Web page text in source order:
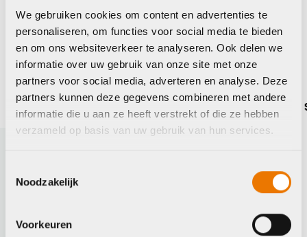
We gebruiken cookies om content en advertenties te
personaliseren, om functies voor social media te bieden
en om ons websiteverkeer te analyseren. Ook delen we
informatie over uw gebruik van onze site met onze
partners voor social media, adverteren en analyse. Deze
partners kunnen deze gegevens combineren met andere
informatie die u aan ze heeft verstrekt of die ze hebben
verzameld op basis van uw gebruik van hun services.
Noodzakelijk
Voorkeuren
Maak je fiets compleet
Bekijk alle accessoires
Shimano